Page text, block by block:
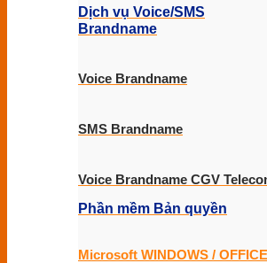
Dịch vụ Voice/SMS
Brandname
Voice Brandname
SMS Brandname
Voice Brandname CGV
Phần mềm Bản quyền
Microsoft WINDOWS /